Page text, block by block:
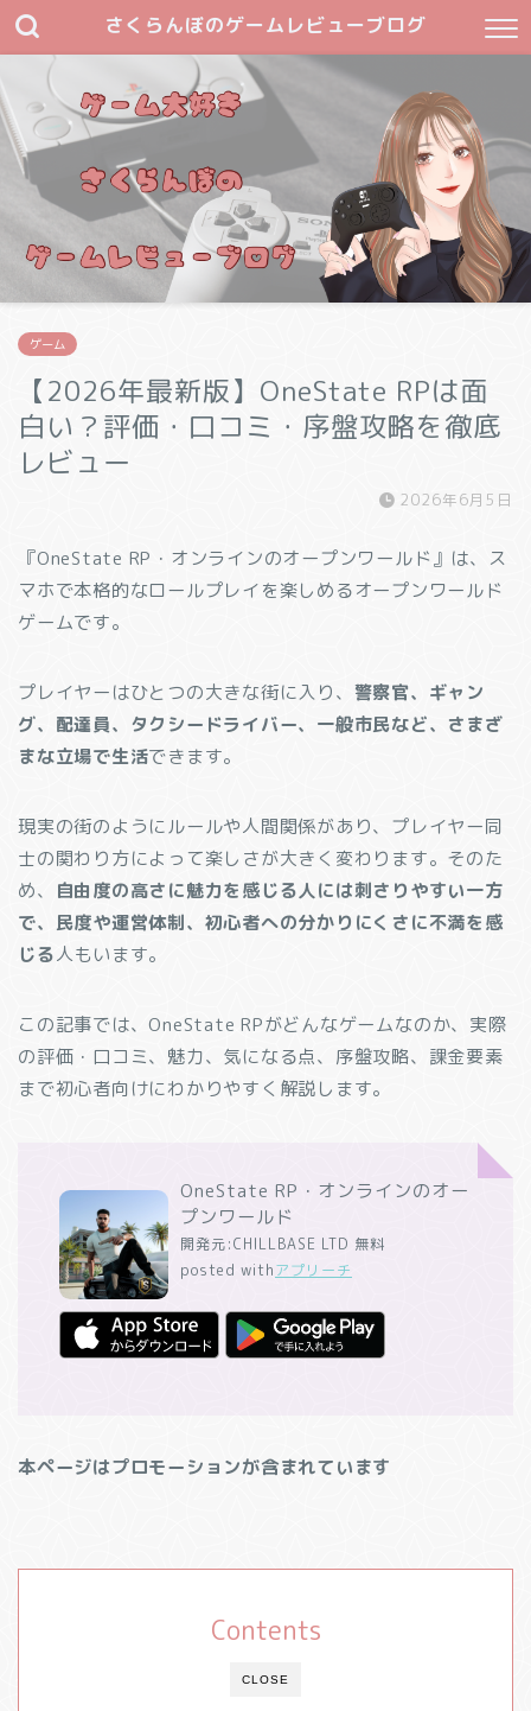
さくらんぼのゲームレビューブログ
ゲーム
【2026年最新版】OneState RPは面
白い？評価・口コミ・序盤攻略を徹底
レビュー
2026年6月5日
『OneState RP・オンラインのオープンワールド』は、ス
マホで本格的なロールプレイを楽しめるオープンワールド
ゲームです。
プレイヤーはひとつの大きな街に入り、 警察官、ギャン
グ、配達員、タクシードライバー、一般市民など、さまざ
まな立場で生活できます。
現実の街のようにルールや人間関係があり、プレイヤー同
士の関わり方によって楽しさが大きく変わります。そのた
め、
自由度の高さに魅力を感じる人には刺さりやすい一方
で、民度や運営体制、初心者への分かりにくさに不満を感
じる人もいます。
この記事では、OneState RPがどんなゲームなのか、実際
の評価・口コミ、魅力、気になる点、序盤攻略、課金要素
まで初心者向けにわかりやすく解説します。
OneState RP・オンラインのオー
プンワールド
開発元:CHILLBASE LTD 無料
posted withアプリーチ
本ページはプロモーションが含まれています
CLOSE
Contents